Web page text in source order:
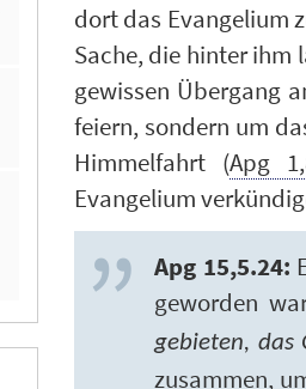
dort das Evangelium
Sache, die hinter ihm
gewissen Übergang
feiern, sondern um
Himmelfahrt (Apg
Evangelium
Apg 15,5.24:
geworden
gebieten, das
zusammen,